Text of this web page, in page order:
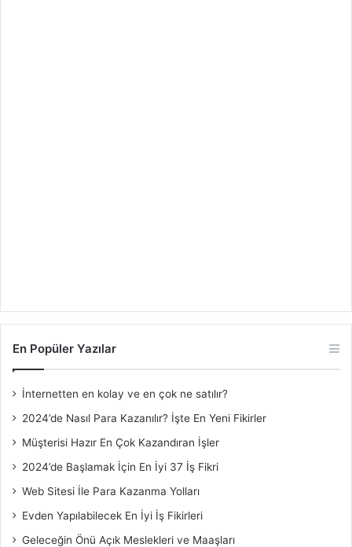
En Popüler Yazılar
İnternetten en kolay ve en çok ne satılır?
2024’de Nasıl Para Kazanılır? İşte En Yeni Fikirler
Müşterisi Hazır En Çok Kazandıran İşler
2024’de Başlamak İçin En İyi 37 İş Fikri
Web Sitesi İle Para Kazanma Yolları
Evden Yapılabilecek En İyi İş Fikirleri
Geleceğin Önü Açık Meslekleri ve Maaşları